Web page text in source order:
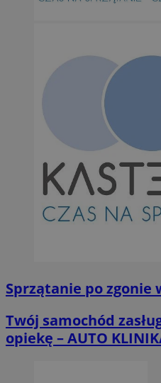
Sprzątanie po zgonie
Twój samochód
opiekę – AUTO